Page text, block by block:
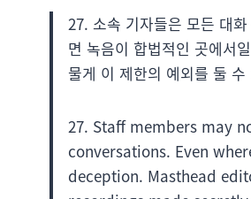
27. 소속 기자들은 모든 대
면 녹음이 합법적인 곳에서
물게 이 제한의 예외를 둘 수
27. Staff members may
conversations. Even
deception. Masthead